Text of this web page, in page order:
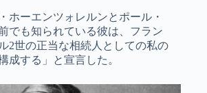
ホーエンツォレルンとポール・
でも知られている彼は、フラン
2世の正当な相続人としての私の
成する」と宣言した。